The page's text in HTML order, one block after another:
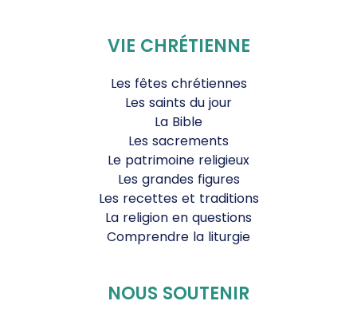
VIE CHRÉTIENNE
Les fêtes chrétiennes
Les saints du jour
La Bible
Les sacrements
Le patrimoine religieux
Les grandes figures
Les recettes et traditions
La religion en questions
Comprendre la liturgie
NOUS SOUTENIR